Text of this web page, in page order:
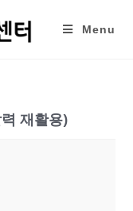
Menu
재활용)